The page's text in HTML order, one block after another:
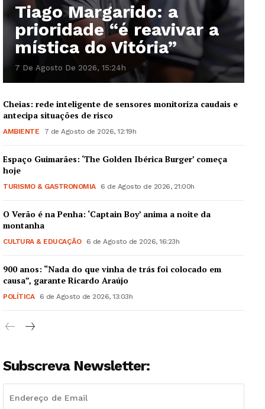
Tiago Margarido: a
prioridade “é reavivar a
mística do Vitória”
7 De Agosto De 2026, 15:24h
Cheias: rede inteligente de sensores monitoriza caudais e
antecipa situações de risco
AMBIENTE 7 de Agosto de 2026, 12:19h
Espaço Guimarães: ‘The Golden Ibérica Burger’ começa
hoje
TURISMO & GASTRONOMIA 6 de Agosto de 2026, 21:00h
O Verão é na Penha: ‘Captain Boy’ anima a noite da
montanha
CULTURA & EDUCAÇÃO 6 de Agosto de 2026, 16:23h
900 anos: “Nada do que vinha de trás foi colocado em
causa”, garante Ricardo Araújo
POLÍTICA 6 de Agosto de 2026, 13:03h
Subscreva Newsletter: